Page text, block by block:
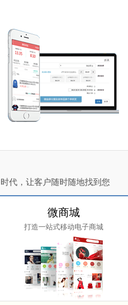
代，让客户随时随地找到您
微商城
打造一站式移动电子商城